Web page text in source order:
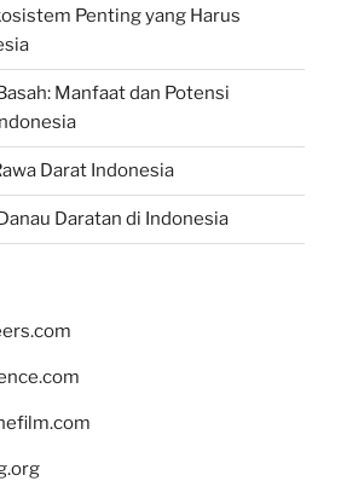
Penting yang Harus
Manfaat dan Potensi
Darat Indonesia
Daratan di Indonesia